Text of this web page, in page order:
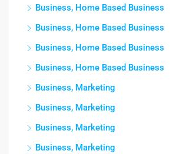
Business, Home Based Business
Business, Home Based Business
Business, Home Based Business
Business, Home Based Business
Business, Marketing
Business, Marketing
Business, Marketing
Business, Marketing